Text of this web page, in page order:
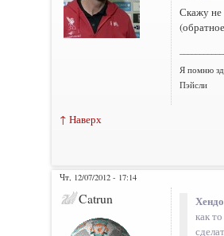
Скажу не
Я помню
Пэйсли
↑ Наверх
Чт, 12/07/2012 - 17:14
Catrun
как